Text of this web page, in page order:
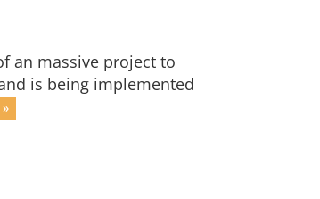
an massive project to
is being implemented